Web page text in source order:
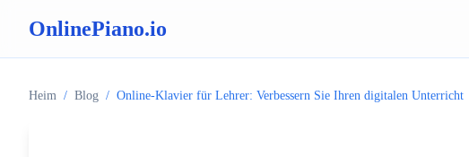
OnlinePiano.io
Heim / Blog / Online-Klavier für Lehrer: Verbessern Sie Ihren digitalen Unterricht